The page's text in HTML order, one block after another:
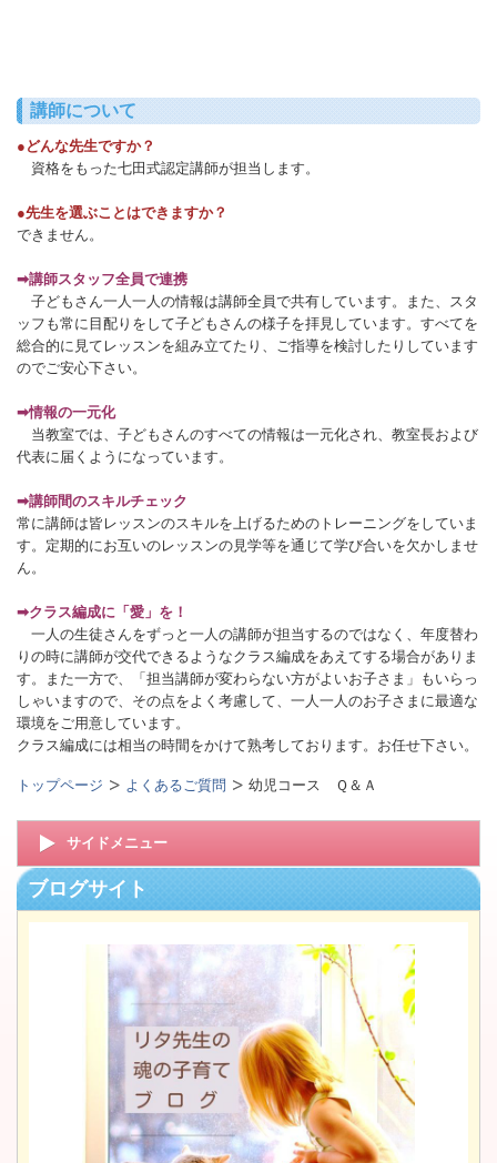
講師について
●どんな先生ですか？
資格をもった七田式認定講師が担当します。
●先生を選ぶことはできますか？
できません。
➡講師スタッフ全員で連携
子どもさん一人一人の情報は講師全員で共有しています。また、スタ
ッフも常に目配りをして子どもさんの様子を拝見しています。すべてを
総合的に見てレッスンを組み立てたり、ご指導を検討したりしています
のでご安心下さい。
➡情報の一元化
当教室では、子どもさんのすべての情報は一元化され、教室長および
代表に届くようになっています。
➡講師間のスキルチェック
常に講師は皆レッスンのスキルを上げるためのトレーニングをしていま
す。定期的にお互いのレッスンの見学等を通じて学び合いを欠かしませ
ん。
➡クラス編成に「愛」を！
一人の生徒さんをずっと一人の講師が担当するのではなく、年度替わ
りの時に講師が交代できるようなクラス編成をあえてする場合がありま
す。また一方で、「担当講師が変わらない方がよいお子さま」もいらっ
しゃいますので、その点をよく考慮して、一人一人のお子さまに最適な
環境をご用意しています。
クラス編成には相当の時間をかけて熟考しております。お任せ下さい。
トップページ よくあるご質問 幼児コース Ｑ＆Ａ
サイドメニュー
ブログサイト